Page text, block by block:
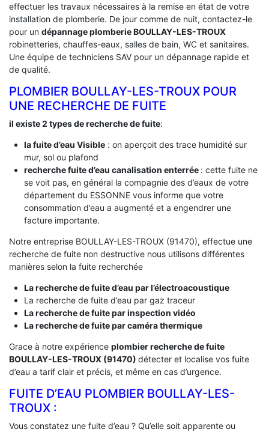
effectuer les travaux nécessaires à la remise en état de votre
installation de plomberie. De jour comme de nuit, contactez-le
pour un dépannage plomberie BOULLAY-LES-TROUX
robinetteries, chauffes-eaux, salles de bain, WC et sanitaires.
Une équipe de techniciens SAV pour un dépannage rapide et
de qualité.
PLOMBIER BOULLAY-LES-TROUX POUR
UNE RECHERCHE DE FUITE
il existe 2 types de recherche de fuite:
la fuite d’eau Visible: on aperçoit des trace humidité sur
mur, sol ou plafond
recherche fuite d’eau canalisation enterrée : cette fuite ne
se voit pas, en général la compagnie des d’eaux de votre
département du ESSONNE vous informe que votre
consommation d’eau a augmenté et a engendrer une
facture importante.
Notre entreprise BOULLAY-LES-TROUX (91470), effectue une
recherche de fuite non destructive nous utilisons différentes
manières selon la fuite recherchée
La recherche de fuite d’eau par l’électroacoustique
La recherche de fuite d’eau par gaz traceur
La recherche de fuite par inspection vidéo
La recherche de fuite par caméra thermique
Grace à notre expérience plombier recherche de fuite
BOULLAY-LES-TROUX (91470) détecter et localise vos fuite
d’eau a tarif clair et précis, et même en cas d’urgence.
FUITE D’EAU PLOMBIER BOULLAY-LES-
TROUX :
Vous constatez une fuite d’eau ? Qu’elle soit apparente ou